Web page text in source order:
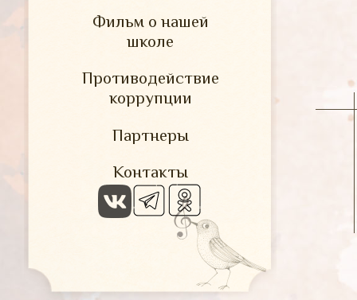
Фильм о нашей
школе
Противодействие
коррупции
Партнеры
Контакты